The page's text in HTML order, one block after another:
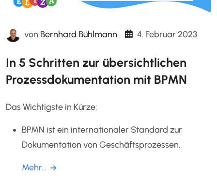
von Bernhard Bühlmann 4. Februar 2023
In 5 Schritten zur übersichtlichen
Prozessdokumentation mit BPMN
Das Wichtigste in Kürze:
BPMN ist ein internationaler Standard zur
Dokumentation von Geschäftsprozessen.
Mehr...